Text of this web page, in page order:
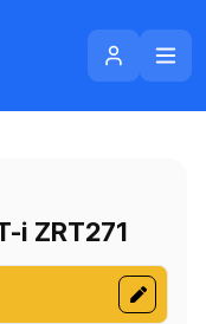
i ZRT271